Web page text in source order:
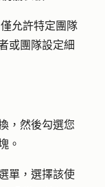
僅允許特定團隊
或團隊設定細
，然後勾選您
。
單 ，選擇該使